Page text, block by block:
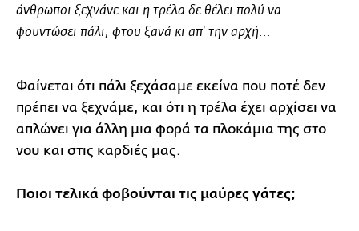
άνθρωποι ξεχνάνε και η τρέλα δε θέλει πολύ να
φουντώσει πάλι, φτου ξανά κι απ' την αρχή...
Φαίνεται ότι πάλι ξεχάσαμε εκείνα που ποτέ δεν
πρέπει να ξεχνάμε, και ότι η τρέλα έχει αρχίσει να
απλώνει για άλλη μια φορά τα πλοκάμια της στο
νου και στις καρδιές μας.
Ποιοι τελικά φοβούνται τις μαύρες γάτες;